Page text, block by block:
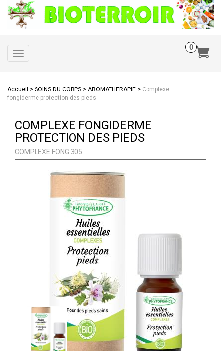
Toggle
navigation
Accueil > SOINS DU CORPS > AROMATHERAPIE > Complexe
fongiderme protection des pieds
COMPLEXE FONGIDERME
PROTECTION DES PIEDS
COMPLEXE FONG 305